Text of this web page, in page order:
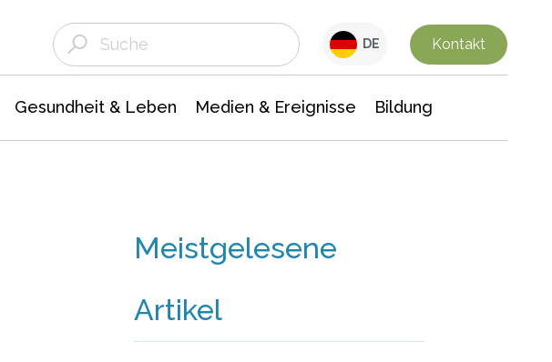
DE Kontakt
Gesundheit & Leben Medien & Ereignisse Bildung
Meistgelesene
Artikel